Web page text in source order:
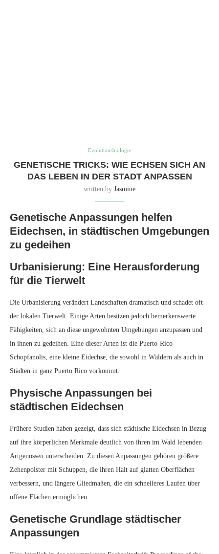
Die Urbanisierung verändert Landschaften dramatisch und schadet oft
der lokalen Tierwelt. Einige Arten besitzen jedoch bemerkenswerte
in ihnen zu gedeihen. Eine dieser Arten ist die Puerto-Rico-
Schopfanolis, eine kleine Eidechse, die sowohl in Wäldern als auch in
Städten in ganz Puerto Rico vorkommt.
Physische Anpassungen bei
städtischen Eidechsen
Frühere Studien haben gezeigt, dass sich städtische Eidechsen in Bezug
auf ihre körperlichen Merkmale deutlich von ihren im Wald lebenden
Artgenossen unterscheiden. Zu diesen Anpassungen gehören größere
Zehenpolster mit Schuppen, die ihren Halt auf glatten Oberflächen
verbessern, und längere Gliedmaßen, die ein schnelleres Laufen über
offene Flächen ermöglichen.
Genetische Grundlage städtischer
Anpassungen
Eine kürzlich in der renommierten Fachzeitschrift Proceedings of the
National Academy of Sciences veröffentlichte Studie befasst sich
eingehend mit der genetischen Grundlage dieser physischen
Anpassungen. Die Forscher untersuchten die Genome von 96 Puerto-
Rico-Schopfanolis aus drei Städten und den umliegenden Wäldern.
Verbindung stehen, darunter solche, die am Stoffwechsel und an der
Immunfunktion beteiligt sind. Eine weitere Analyse identifizierte 93